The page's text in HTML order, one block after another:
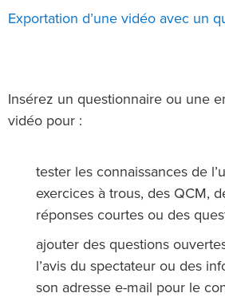
Insérez un questionnaire ou une
vidéo pour :
tester les connaissances de
exercices à trous, des QCM,
réponses courtes ou des
ajouter des questions
l’avis du spectateur ou des
son adresse e-mail pour le
Exportation d’une vidéo avec un